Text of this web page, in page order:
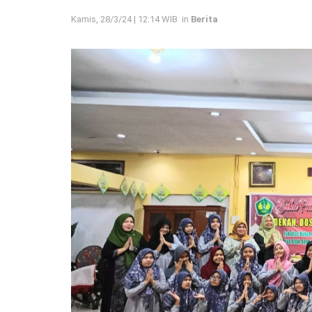
Kamis, 28/3/24 | 12:14 WIB in Berita